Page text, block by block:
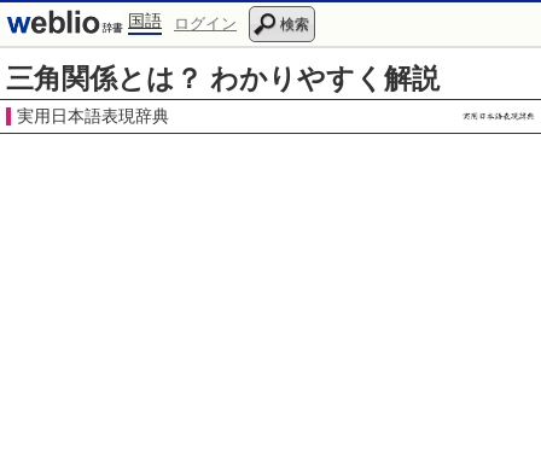
国語 ログイン 検索
三角関係とは？ わかりやすく解説
実用日本語表現辞典